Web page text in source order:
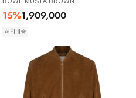
15%1,909,000
해외배송